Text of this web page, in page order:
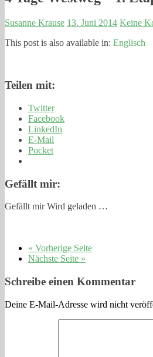
Susanne Krause 13. Juni 2014 Keine
This post is also available in: Englisch
Teilen mit:
Twitter
Facebook
LinkedIn
E-Mail
Pocket
Gefällt mir:
Gefällt mir Wird geladen …
« Vorherige Seite
Nächste Seite »
Schreibe einen Kommentar
Deine E-Mail-Adresse wird nicht